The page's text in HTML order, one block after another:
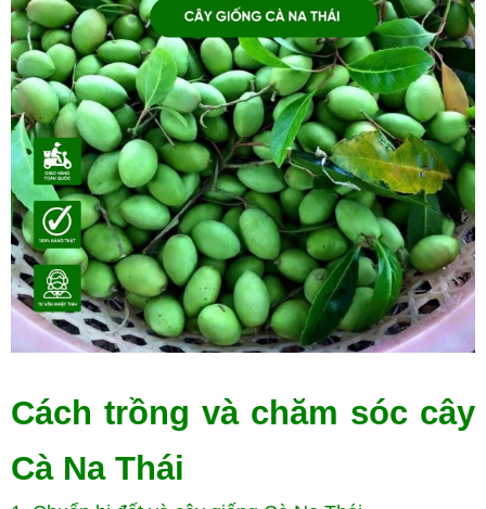
Cách trồng và chăm sóc cây
Cà Na Thái